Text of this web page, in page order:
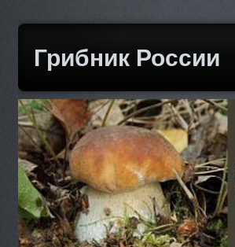
Грибник России